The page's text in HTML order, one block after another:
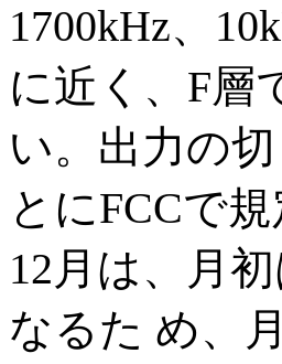
1700kHz、
に近く、F層
い。出力の
とにFCCで
12月は、月
なるた め、